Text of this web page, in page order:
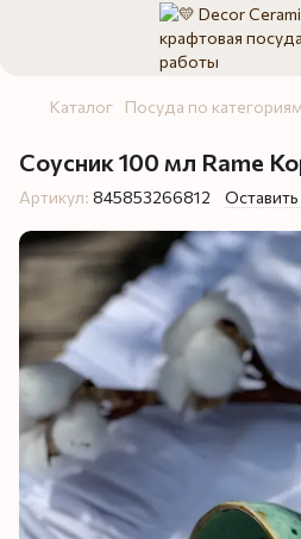
Каталог Посуда по категориям
Соусник 100 мл Rame
Артикул: 845853266812